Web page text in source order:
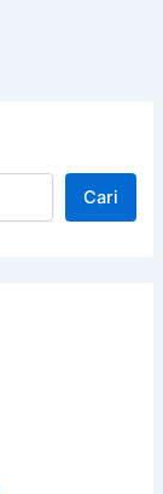
Cari